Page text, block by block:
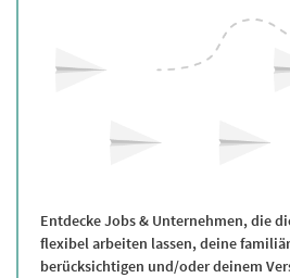
Entdecke Jobs & Unternehmen, die
flexibel arbeiten lassen, deine
berücksichtigen und/oder deinem